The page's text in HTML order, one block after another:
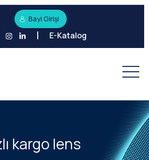
Bayi Girişi
E-Katalog
kargo lens